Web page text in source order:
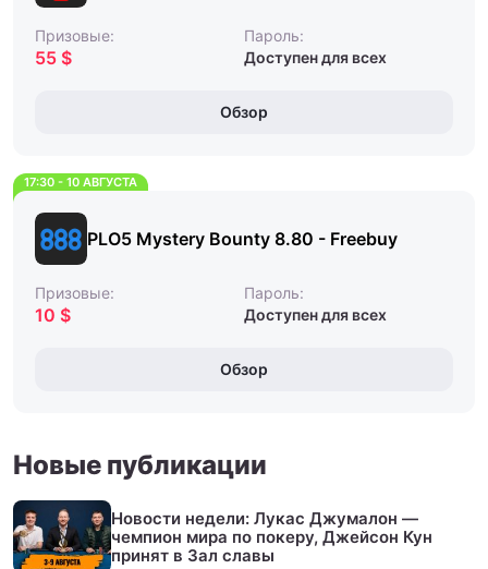
Призовые:
55 $
Пароль:
Доступен для всех
Обзор
17:30 - 10 АВГУСТА
PLO5 Mystery Bounty 8.80 - Freebuy
Призовые:
10 $
Пароль:
Доступен для всех
Обзор
Новые публикации
Новости недели: Лукас Джумалон —
чемпион мира по покеру, Джейсон Кун
принят в Зал славы